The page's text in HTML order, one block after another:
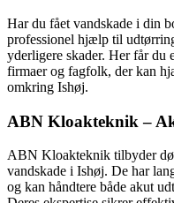
Har du fået vandskade i din
professionel hjælp til
yderligere skader. Her får du
firmaer og fagfolk, der kan
omkring Ishøj.
ABN Kloakteknik –
ABN Kloakteknik tilbyder
vandskade i Ishøj. De har
og kan håndtere både akut